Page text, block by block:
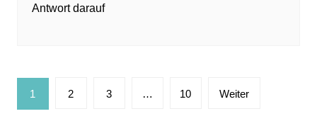
Antwort darauf
Seitennummerierung
der
1 2 3 … 10 Weiter